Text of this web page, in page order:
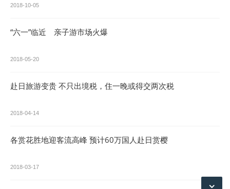
2018-10-05
“六一”临近 亲子游市场火爆
2018-05-20
赴日旅游变贵 不只出境税，住一晚或得交两次税
2018-04-14
各赏花胜地迎客流高峰 预计60万国人赴日赏樱
2018-03-17